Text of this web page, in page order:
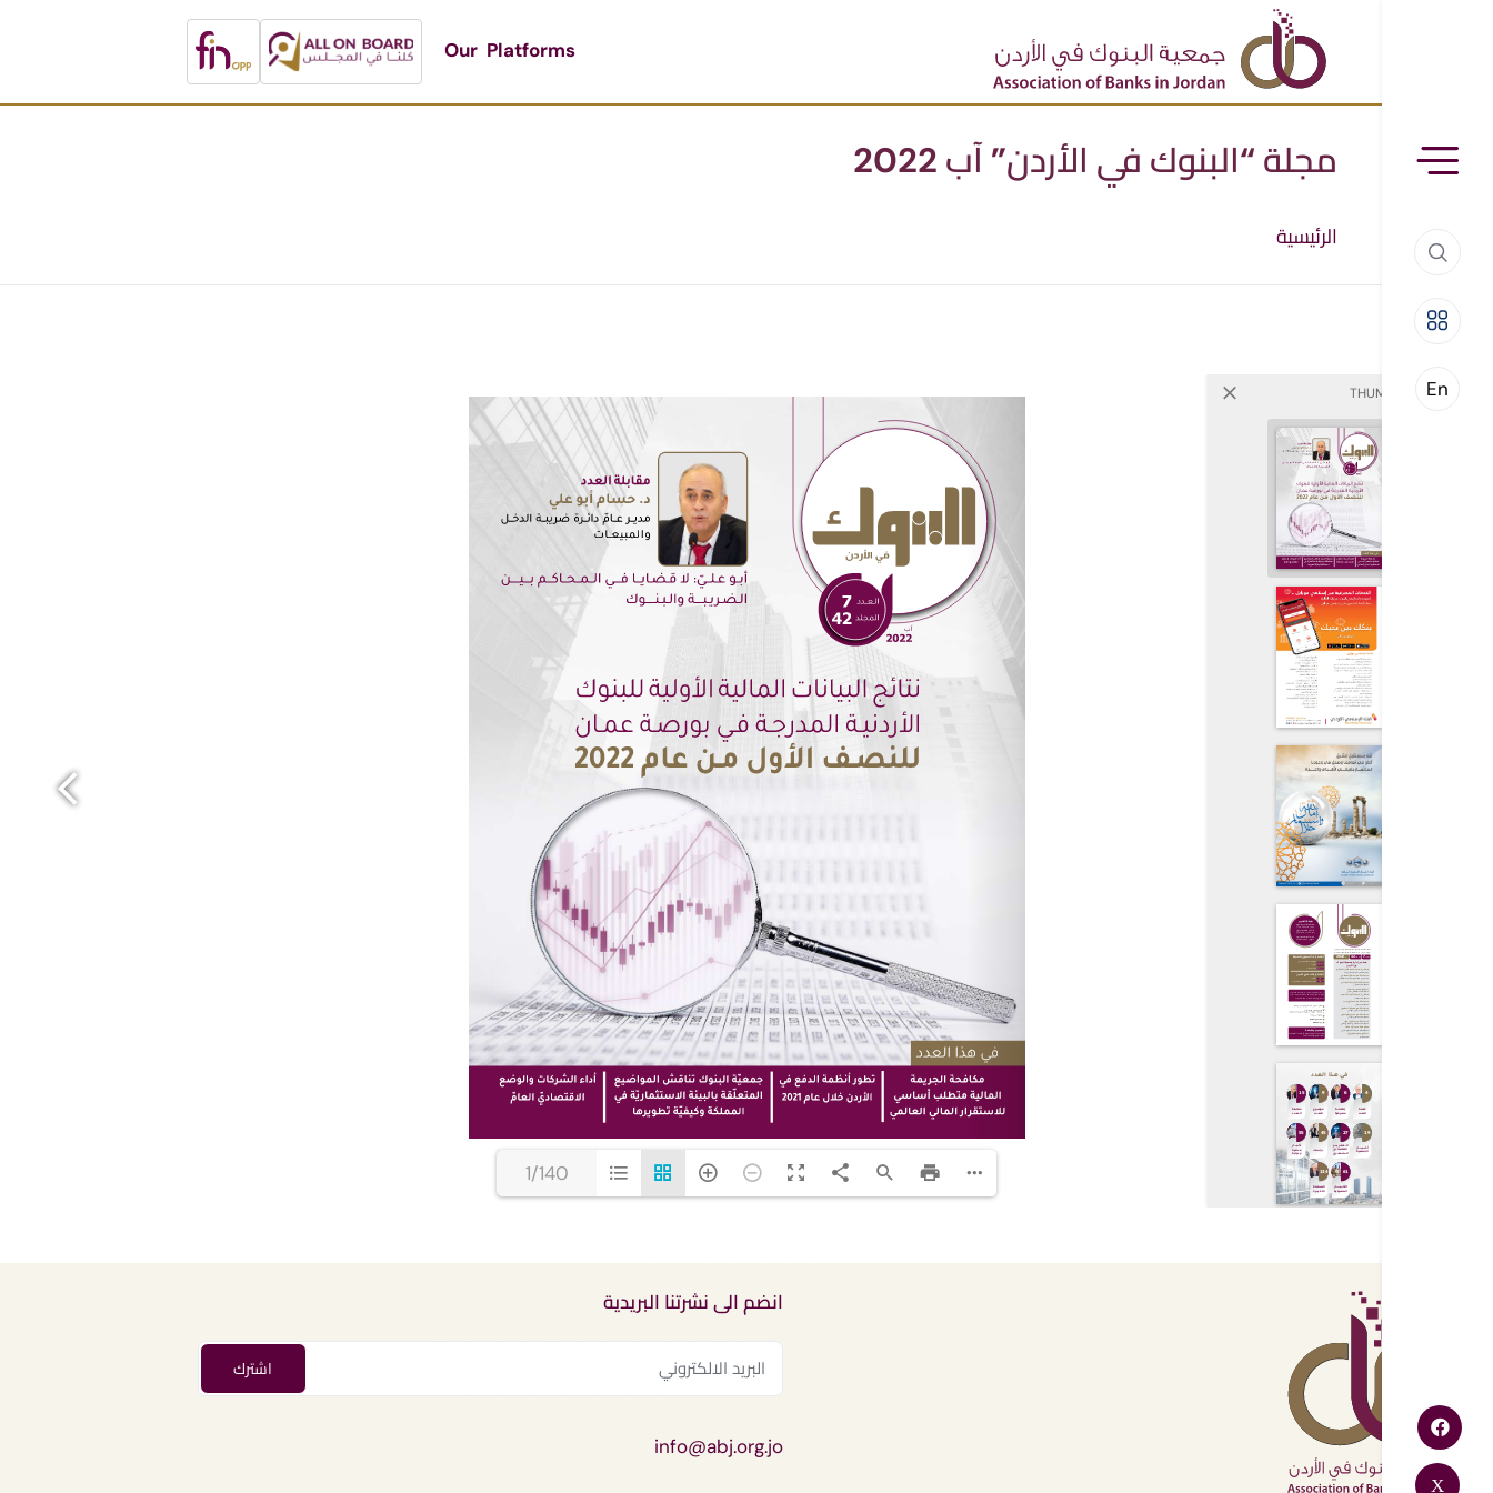
Our Platforms
En
مجلة “البنوك في الأردن” آب 2022
الرئيسية
THUMBNAILS
1/140
انضم الى نشرتنا البريدية
info@abj.org.jo